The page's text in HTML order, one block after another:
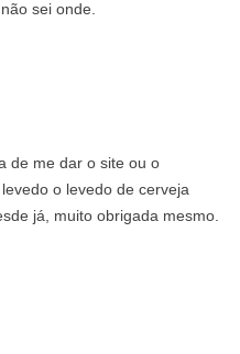
sei onde.
de me dar o site ou o
o levedo de cerveja
já, muito obrigada mesmo.